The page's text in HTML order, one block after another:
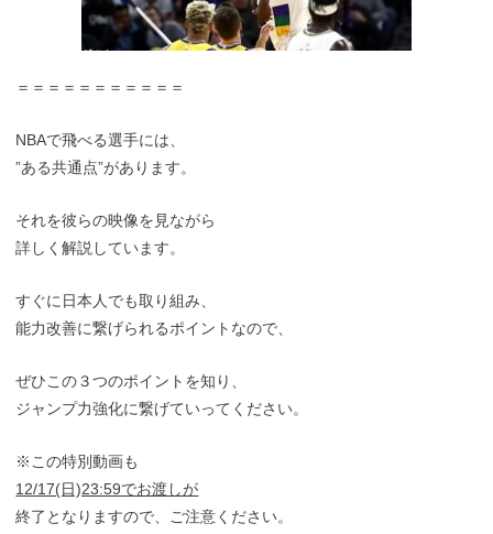
＝＝＝＝＝＝＝＝＝＝＝
NBAで飛べる選手には、
”ある共通点”があります。
それを彼らの映像を見ながら
詳しく解説しています。
すぐに日本人でも取り組み、
能力改善に繋げられるポイントなので、
ぜひこの３つのポイントを知り、
ジャンプ力強化に繋げていってください。
※この特別動画も
12/17(日)23:59でお渡しが
終了となりますので、ご注意ください。